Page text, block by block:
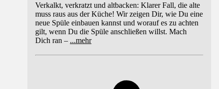
Verkalkt, verkratzt und altbacken: Klarer Fall, die alte
muss raus aus der Küche! Wir zeigen Dir, wie Du eine
neue Spüle einbauen kannst und worauf es zu achten
gilt, wenn Du die Spüle anschließen willst. Mach
Dich ran – ...mehr